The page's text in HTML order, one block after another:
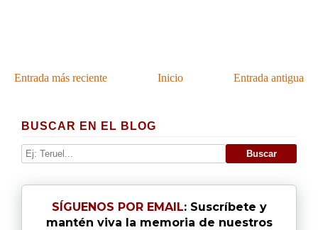
Entrada más reciente Entrada antigua
Inicio
BUSCAR EN EL BLOG
SÍGUENOS POR EMAIL: Suscríbete y
mantén viva la memoria de nuestros